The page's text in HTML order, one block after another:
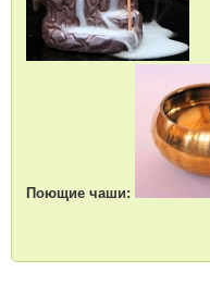
Поющие чаши: